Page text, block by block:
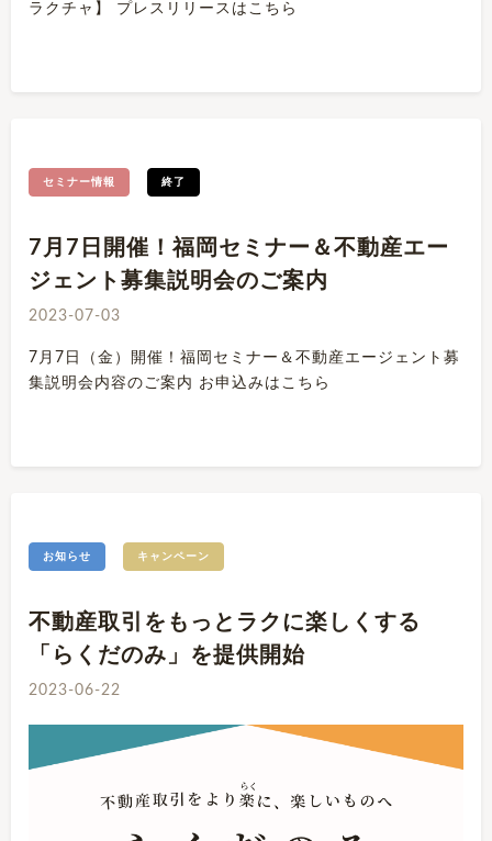
ラクチャ】 プレスリリースはこちら
セミナー情報 終了
7月7日開催！福岡セミナー＆不動産エー
ジェント募集説明会のご案内
2023-07-03
7月7日（金）開催！福岡セミナー＆不動産エージェント募
集説明会内容のご案内 お申込みはこちら
お知らせ キャンペーン
不動産取引をもっとラクに楽しくする
「らくだのみ」を提供開始
2023-06-22